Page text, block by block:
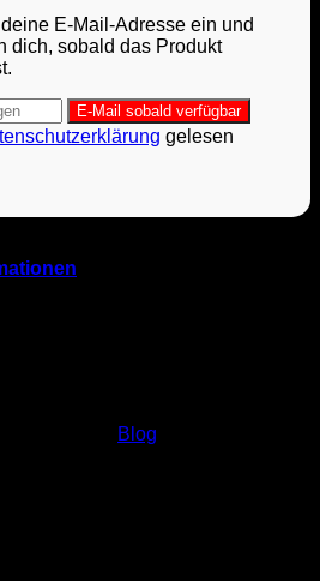
E-Mail-Adresse ein und
dich, sobald das Produkt
gelesen
Blog